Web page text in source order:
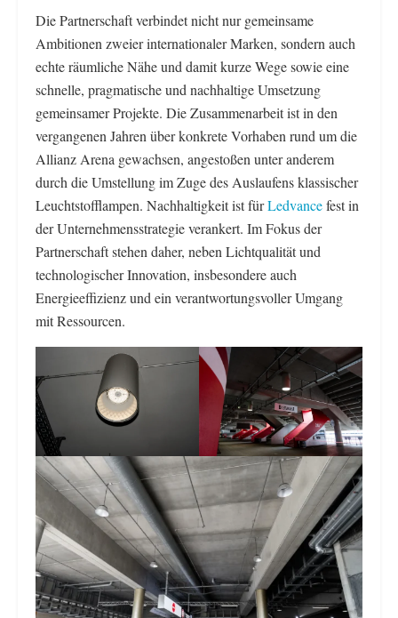
Die Partnerschaft verbindet nicht nur gemeinsame
Ambitionen zweier internationaler Marken, sondern auch
echte räumliche Nähe und damit kurze Wege sowie eine
schnelle, pragmatische und nachhaltige Umsetzung
gemeinsamer Projekte. Die Zusammenarbeit ist in den
vergangenen Jahren über konkrete Vorhaben rund um die
Allianz Arena gewachsen, angestoßen unter anderem
durch die Umstellung im Zuge des Auslaufens klassischer
Leuchtstofflampen. Nachhaltigkeit ist fürLedvancefest in
der Unternehmensstrategie verankert. Im Fokus der
Partnerschaft stehen daher, neben Lichtqualität und
technologischer Innovation, insbesondere auch
Energieeffizienz und ein verantwortungsvoller Umgang
mit Ressourcen.